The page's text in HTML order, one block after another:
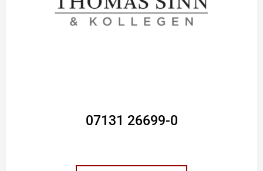
07131 26699-0